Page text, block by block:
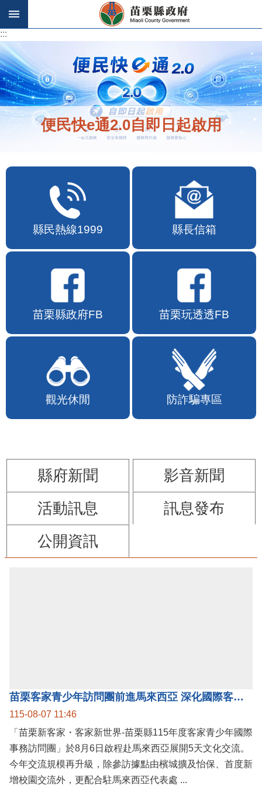
跳到主要內容區塊
:::
:::
便民快e通2.0自即日起啟用
縣民熱線1999 縣長信箱
苗栗縣政府FB 苗栗玩透透FB
觀光休閒 防詐騙專區
縣府新聞
影音新聞
活動訊息
訊息發布
公開資訊
苗栗客家青少年訪問團前進馬來西亞 深化國際客家文化交流
115-08-07 11:46
「苗栗新客家・客家新世界-苗栗縣115年度客家青少年國際
事務訪問團」於8月6日啟程赴馬來西亞展開5天文化交流。
今年交流規模再升級，除參訪據點由檳城擴及怡保、首度新
增校園交流外，更配合駐馬來西亞代表處 ...